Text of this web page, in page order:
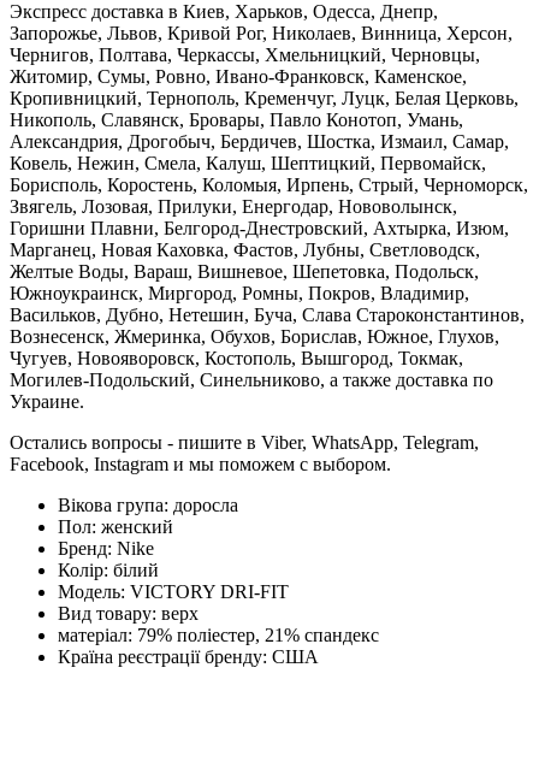
Экспресс доставка в Киев, Харьков, Одесса, Днепр,
Запорожье, Львов, Кривой Рог, Николаев, Винница, Херсон,
Чернигов, Полтава, Черкассы, Хмельницкий, Черновцы,
Житомир, Сумы, Ровно, Ивано-Франковск, Каменское,
Кропивницкий, Тернополь, Кременчуг, Луцк, Белая Церковь,
Никополь, Славянск, Бровары, Павло Конотоп, Умань,
Александрия, Дрогобыч, Бердичев, Шостка, Измаил, Самар,
Ковель, Нежин, Смела, Калуш, Шептицкий, Первомайск,
Борисполь, Коростень, Коломыя, Ирпень, Стрый, Черноморск,
Звягель, Лозовая, Прилуки, Енергодар, Нововолынск,
Горишни Плавни, Белгород-Днестровский, Ахтырка, Изюм,
Марганец, Новая Каховка, Фастов, Лубны, Светловодск,
Желтые Воды, Вараш, Вишневое, Шепетовка, Подольск,
Южноукраинск, Миргород, Ромны, Покров, Владимир,
Васильков, Дубно, Нетешин, Буча, Слава Староконстантинов,
Вознесенск, Жмеринка, Обухов, Борислав, Южное, Глухов,
Чугуев, Новояворовск, Костополь, Вышгород, Токмак,
Могилев-Подольский, Синельниково, а также доставка по
Украине.
Остались вопросы - пишите в Viber, WhatsApp, Telegram,
Facebook, Instagram и мы поможем с выбором.
Вікова група: доросла
Пол: женский
Бренд: Nike
Колір: білий
Модель: VICTORY DRI-FIT
Вид товару: верх
матеріал: 79% поліестер, 21% спандекс
Країна реєстрації бренду: США